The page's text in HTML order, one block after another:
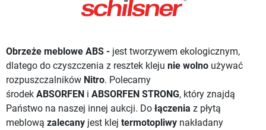
Obrzeże meblowe ABS - jest tworzywem ekologicznym,
dlatego do czyszczenia z resztek kleju nie wolno używać
rozpuszczalników Nitro. Polecamy
środek ABSORFEN i ABSORFEN STRONG, który znajdą
Państwo na naszej innej aukcji. Do łączenia z płytą
meblową zalecany jest klej termotopliwy nakładany